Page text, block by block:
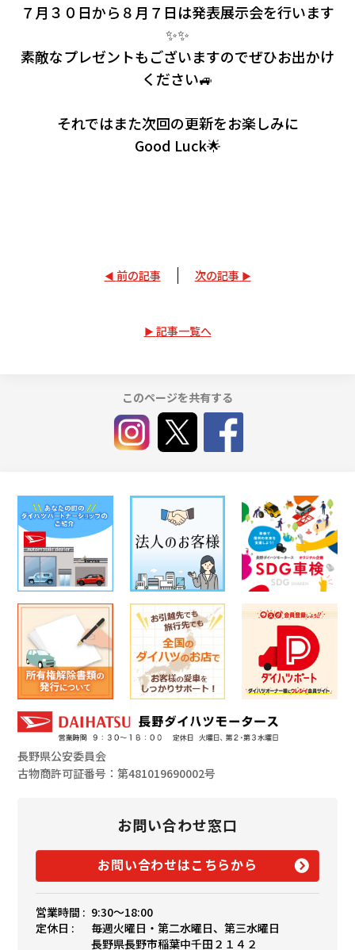
７月３０日から８月７日は発表展示会を行います
✨✨
素敵なプレゼントもございますのでぜひお出かけ
ください🚙
それではまた次回の更新をお楽しみに
Good Luck🌟
前の記事 次の記事
記事一覧へ
このページを共有する
長野県公安委員会
古物商許可証番号：第481019690002号
お問い合わせ窓口
お問い合わせはこちらから
営業時間 : 9:30〜18:00
定休日 :
毎週火曜日・第二水曜日、第三水曜日
長野県長野市稲葉中千田２１４２